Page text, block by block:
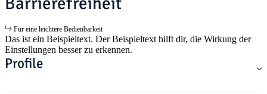
Für eine leichtere Bedienbarkeit
Das ist ein Beispieltext. Der Beispieltext hilft dir, die Wirkung der
Einstellungen besser zu erkennen.
Profile